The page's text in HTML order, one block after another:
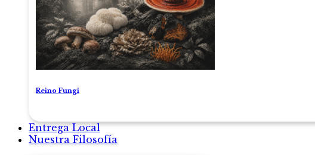
Reino Fungi
Entrega Local
Nuestra Filosofía